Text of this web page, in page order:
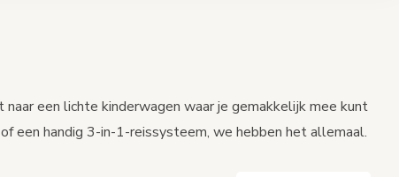
een lichte kinderwagen waar je gemakkelijk mee kunt
een handig 3-in-1-reissysteem, we hebben het allemaal.